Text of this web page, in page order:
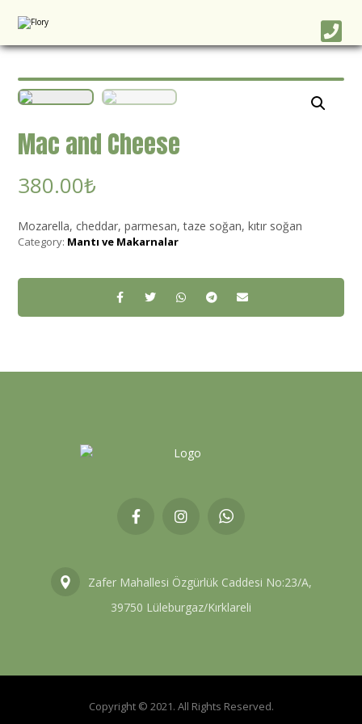
Mac and Cheese
380.00₺
Mozarella, cheddar, parmesan, taze soğan, kıtır soğan
Category: Mantı ve Makarnalar
Zafer Mahallesi Özgürlük Caddesi No:23/A,
39750 Lüleburgaz/Kırklareli
Copyright © 2021. All Rights Reserved.